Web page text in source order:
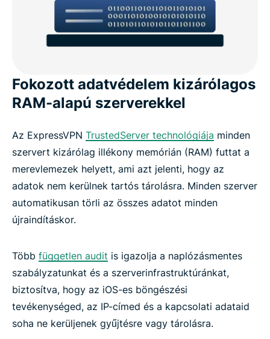
Fokozott adatvédelem kizárólagos
RAM-alapú szerverekkel
Az ExpressVPN TrustedServer technológiája minden
szervert kizárólag illékony memórián (RAM) futtat a
merevlemezek helyett, ami azt jelenti, hogy az
adatok nem kerülnek tartós tárolásra. Minden szerver
automatikusan törli az összes adatot minden
újraindításkor.
Több független audit is igazolja a naplózásmentes
szabályzatunkat és a szerverinfrastruktúránkat,
biztosítva, hogy az iOS-es böngészési
tevékenységed, az IP-címed és a kapcsolati adataid
soha ne kerüljenek gyűjtésre vagy tárolásra.